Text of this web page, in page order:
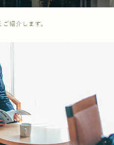
紹介します。